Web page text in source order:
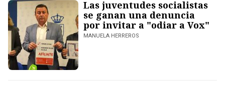
Las juventudes socialistas
se ganan una denuncia
por invitar a "odiar a Vox"
MANUELA HERREROS